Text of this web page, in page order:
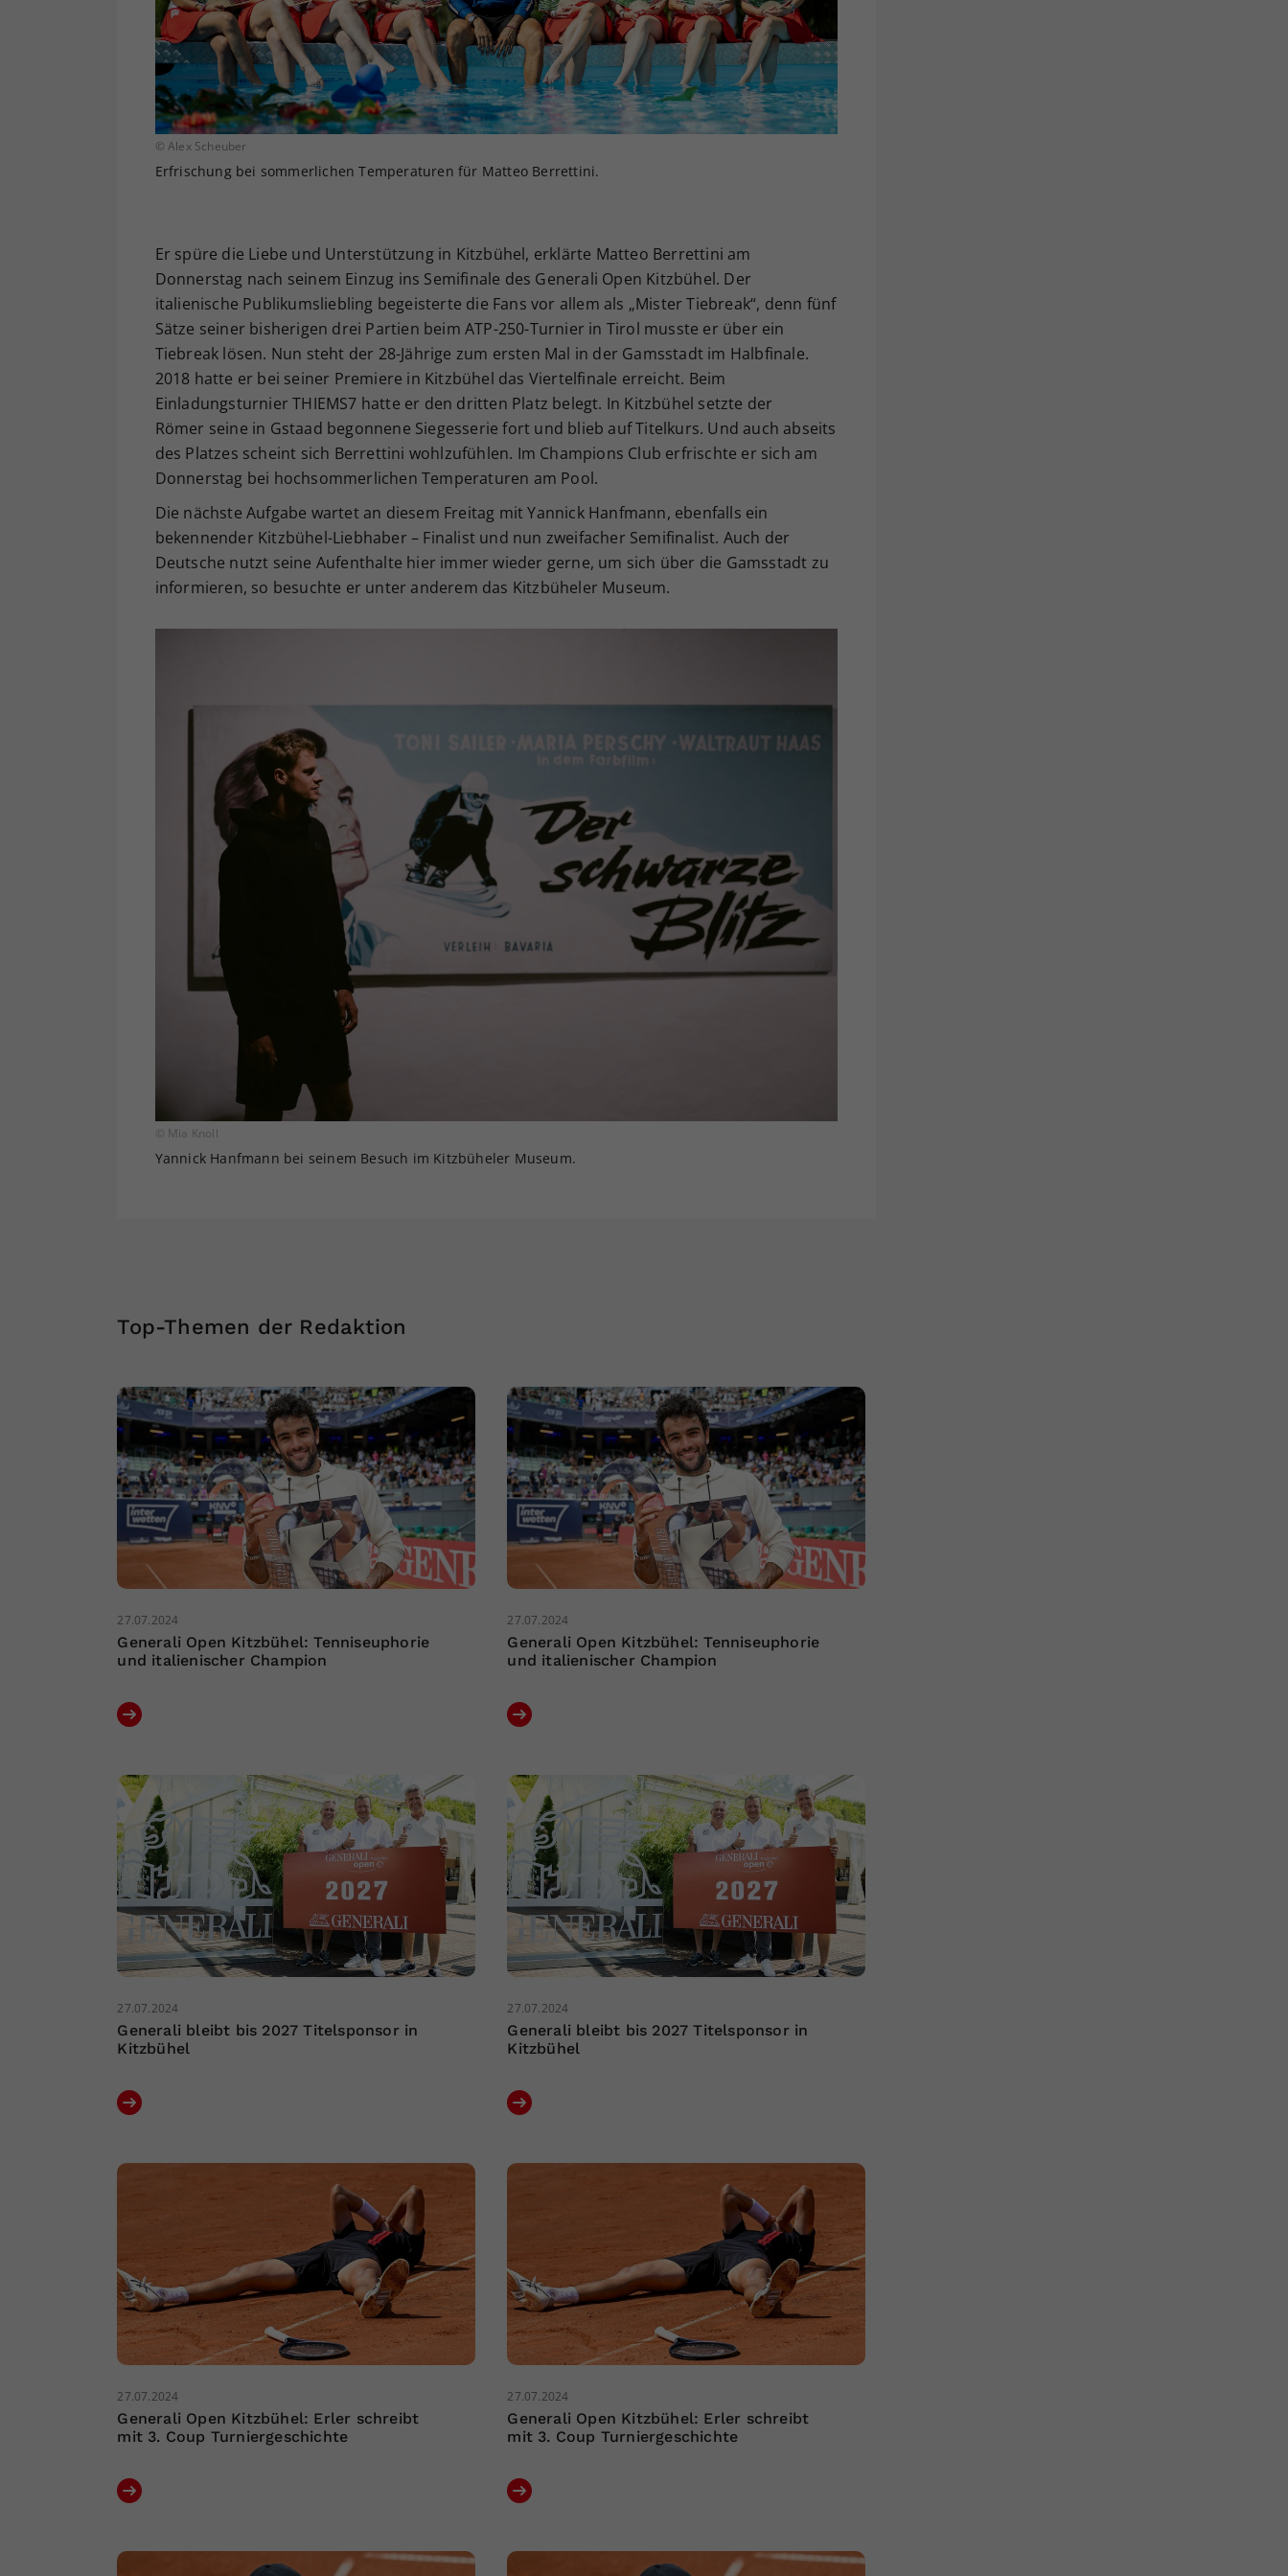
© Alex Scheuber
Erfrischung bei sommerlichen Temperaturen für Matteo Berrettini.
Er spüre die Liebe und Unterstützung in Kitzbühel, erklärte Matteo Berrettini am
Donnerstag nach seinem Einzug ins Semifinale des Generali Open Kitzbühel. Der
italienische Publikumsliebling begeisterte die Fans vor allem als „Mister Tiebreak“, denn fünf
Sätze seiner bisherigen drei Partien beim ATP-250-Turnier in Tirol musste er über ein
Tiebreak lösen. Nun steht der 28-Jährige zum ersten Mal in der Gamsstadt im Halbfinale.
2018 hatte er bei seiner Premiere in Kitzbühel das Viertelfinale erreicht. Beim
Einladungsturnier THIEMS7 hatte er den dritten Platz belegt. In Kitzbühel setzte der
Römer seine in Gstaad begonnene Siegesserie fort und blieb auf Titelkurs. Und auch abseits
des Platzes scheint sich Berrettini wohlzufühlen. Im Champions Club erfrischte er sich am
Donnerstag bei hochsommerlichen Temperaturen am Pool.
Die nächste Aufgabe wartet an diesem Freitag mit Yannick Hanfmann, ebenfalls ein
bekennender Kitzbühel-Liebhaber – Finalist und nun zweifacher Semifinalist. Auch der
Deutsche nutzt seine Aufenthalte hier immer wieder gerne, um sich über die Gamsstadt zu
informieren, so besuchte er unter anderem das Kitzbüheler Museum.
© Mia Knoll
Yannick Hanfmann bei seinem Besuch im Kitzbüheler Museum.
Top-Themen der Redaktion
27.07.2024
Generali Open Kitzbühel: Tenniseuphorie
und italienischer Champion
27.07.2024
Generali Open Kitzbühel: Tenniseuphorie
und italienischer Champion
27.07.2024
Generali bleibt bis 2027 Titelsponsor in
Kitzbühel
27.07.2024
Generali bleibt bis 2027 Titelsponsor in
Kitzbühel
27.07.2024
Generali Open Kitzbühel: Erler schreibt
mit 3. Coup Turniergeschichte
27.07.2024
Generali Open Kitzbühel: Erler schreibt
mit 3. Coup Turniergeschichte
Ihrer vorgenommen Einstellungen, falls der
Webseiten-Betreiber dies eingestellt hat.